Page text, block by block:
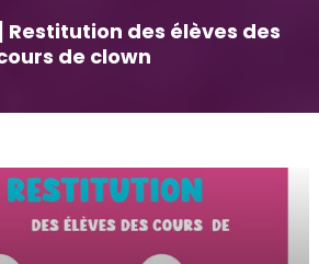
Restitution des élèves des
de clown